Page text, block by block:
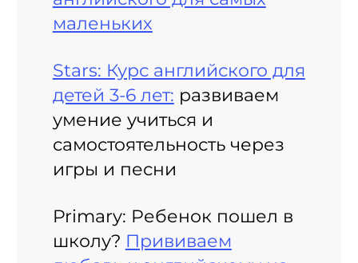
маленьких
Stars: Курс английского для
детей 3-6 лет: развиваем
умение учиться и
самостоятельность через
игры и песни
Primary: Ребенок пошел в
школу? Прививаем